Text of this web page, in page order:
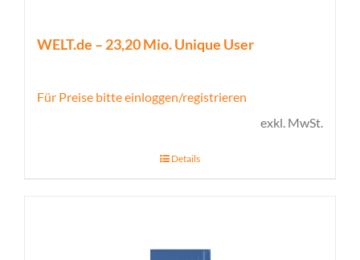
WELT.de – 23,20 Mio. Unique User
Für Preise bitte einloggen/registrieren
exkl. MwSt.
Details